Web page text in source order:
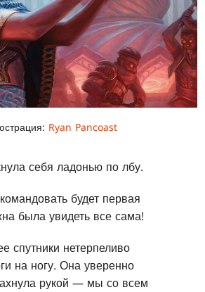
Ryan Pancoast
себя ладонью по лбу.
будет первая
была увидеть все сама!
спутники нетерпеливо
на ногу. Она уверенно
рукой — мы со всем